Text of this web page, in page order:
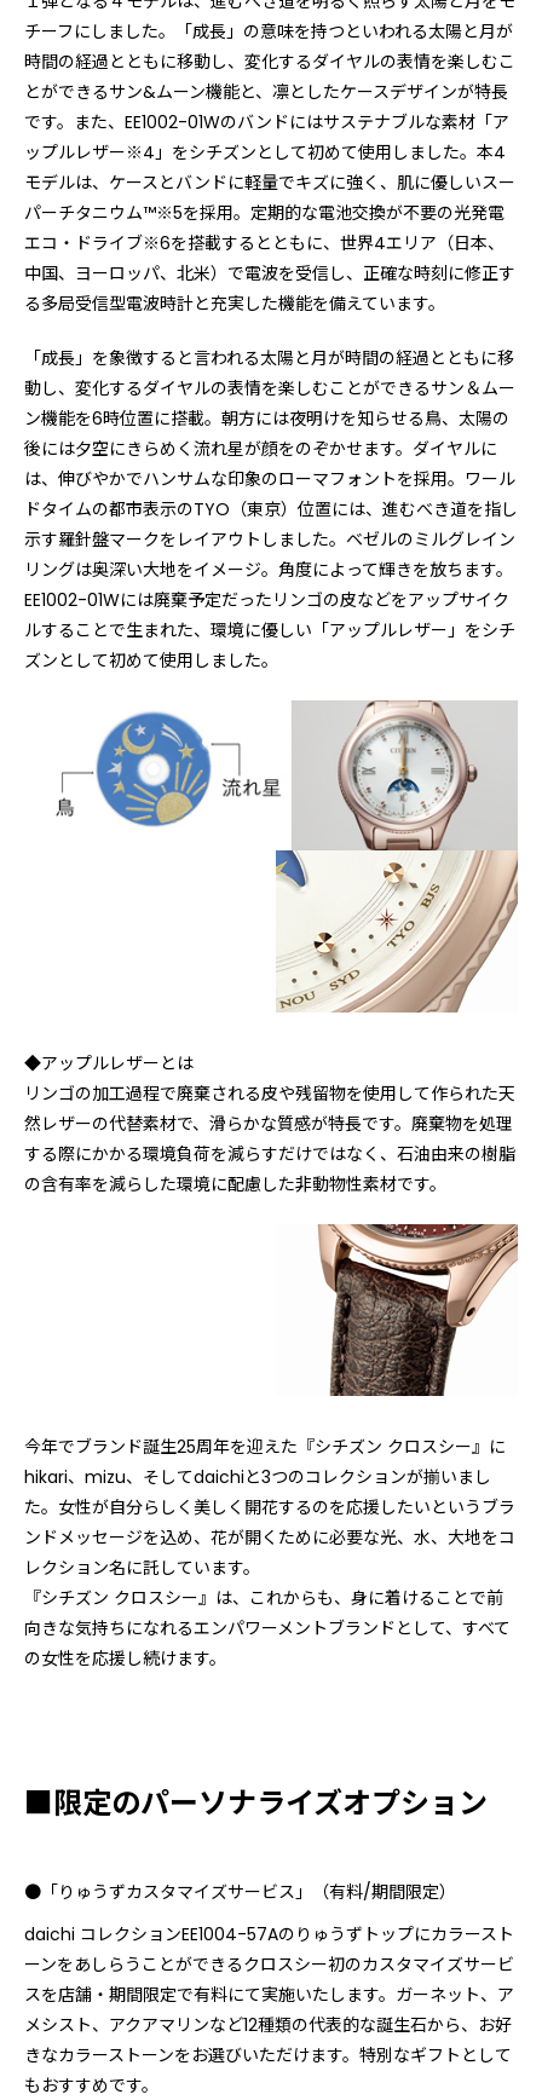
チーフにしました。「成長」の意味を持つといわれる太陽と月が
時間の経過とともに移動し、変化するダイヤルの表情を楽しむこ
とができるサン&ムーン機能と、凛としたケースデザインが特長
です。また、EE1002-01Wのバンドにはサステナブルな素材「ア
ップルレザー※4」をシチズンとして初めて使用しました。本4
モデルは、ケースとバンドに軽量でキズに強く、肌に優しいスー
パーチタニウム™※5を採用。定期的な電池交換が不要の光発電
エコ・ドライブ※6を搭載するとともに、世界4エリア（日本、
中国、ヨーロッパ、北米）で電波を受信し、正確な時刻に修正す
る多局受信型電波時計と充実した機能を備えています。
「成長」を象徴すると言われる太陽と月が時間の経過とともに移
動し、変化するダイヤルの表情を楽しむことができるサン＆ムー
ン機能を6時位置に搭載。朝方には夜明けを知らせる鳥、太陽の
後には夕空にきらめく流れ星が顔をのぞかせます。ダイヤルに
は、伸びやかでハンサムな印象のローマフォントを採用。ワール
ドタイムの都市表示のTYO（東京）位置には、進むべき道を指し
示す羅針盤マークをレイアウトしました。ベゼルのミルグレイン
リングは奥深い大地をイメージ。角度によって輝きを放ちます。
EE1002-01Wには廃棄予定だったリンゴの皮などをアップサイク
ルすることで生まれた、環境に優しい「アップルレザー」をシチ
ズンとして初めて使用しました。
◆アップルレザーとは
リンゴの加工過程で廃棄される皮や残留物を使用して作られた天
然レザーの代替素材で、滑らかな質感が特長です。廃棄物を処理
する際にかかる環境負荷を減らすだけではなく、石油由来の樹脂
の含有率を減らした環境に配慮した非動物性素材です。
今年でブランド誕生25周年を迎えた『シチズン クロスシー』に
hikari、mizu、そしてdaichiと3つのコレクションが揃いまし
た。女性が自分らしく美しく開花するのを応援したいというブラ
ンドメッセージを込め、花が開くために必要な光、水、大地をコ
レクション名に託しています。
『シチズン クロスシー』は、これからも、身に着けることで前
向きな気持ちになれるエンパワーメントブランドとして、すべて
の女性を応援し続けます。
■限定のパーソナライズオプション
●「りゅうずカスタマイズサービス」（有料/期間限定）
daichi コレクションEE1004-57Aのりゅうずトップにカラースト
ーンをあしらうことができるクロスシー初のカスタマイズサービ
スを店舗・期間限定で有料にて実施いたします。ガーネット、ア
メシスト、アクアマリンなど12種類の代表的な誕生石から、お好
きなカラーストーンをお選びいただけます。特別なギフトとして
もおすすめです。